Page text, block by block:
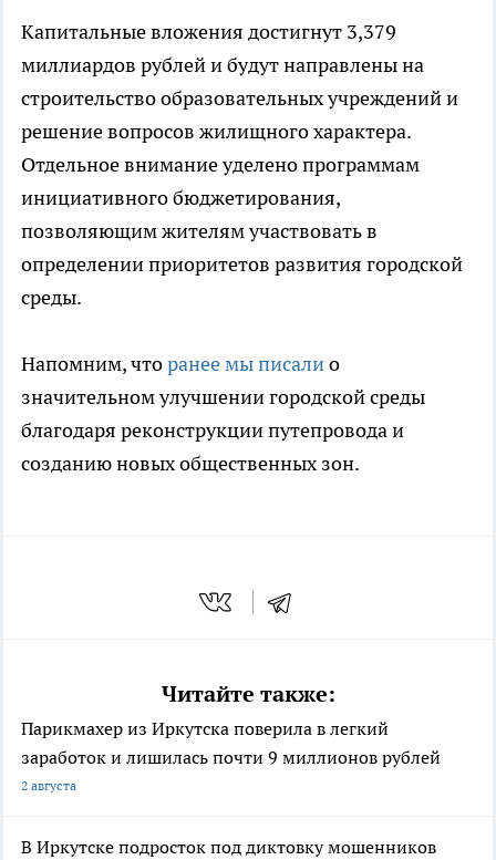
Капитальные вложения достигнут 3,379
миллиардов рублей и будут направлены на
строительство образовательных учреждений и
решение вопросов жилищного характера.
Отдельное внимание уделено программам
инициативного бюджетирования,
позволяющим жителям участвовать в
определении приоритетов развития городской
среды.
Напомним, чторанее мы писалио
значительном улучшении городской среды
благодаря реконструкции путепровода и
созданию новых общественных зон.
Читайте также:
Парикмахер из Иркутска поверила в легкий
заработок и лишилась почти 9 миллионов рублей
2 августа
В Иркутске подросток под диктовку мошенников